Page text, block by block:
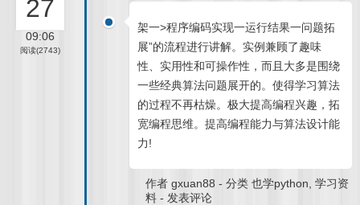
27
09:06
阅读(2743)
架一>程序编码实现一运行结果一问题拓
展”的流程进行讲解。实例兼顾了趣味
性、实用性和可操作性，而且大多是围绕
一些经典算法问题展开的。使得学习算法
的过程不再枯燥。极大提高编程兴趣，拓
宽编程思维。提高编程能力与算法设计能
力!
作者gxuan88 -分类也学python ,学习资
料 - 发表评论